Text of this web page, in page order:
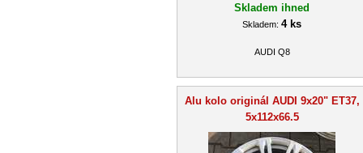
Skladem ihned
Skladem: 4 ks
AUDI Q8
Alu kolo originál AUDI 9x20" ET37,
5x112x66.5